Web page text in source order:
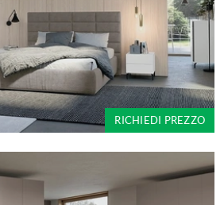
RICHIEDI PREZZO